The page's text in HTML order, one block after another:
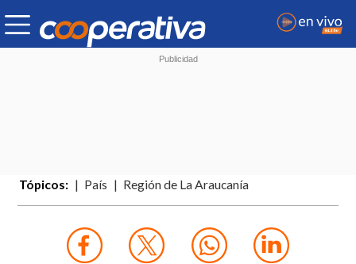
Tópicos: País Región de La Araucanía